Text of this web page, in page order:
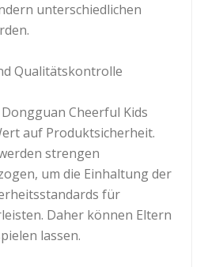
unterschiedlichen
Qualitätskontrolle
Cheerful Kids
auf Produktsicherheit.
strengen
um die Einhaltung der
für
Daher können Eltern
lassen.